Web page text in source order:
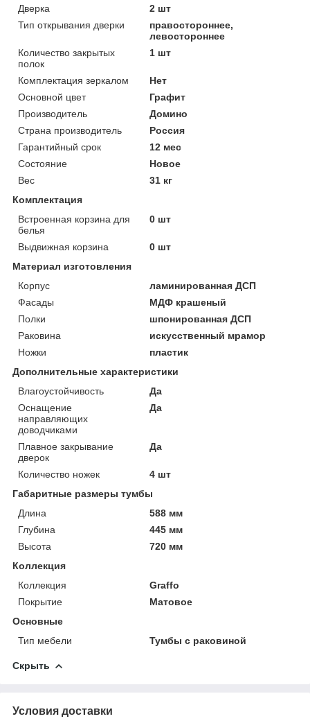
Дверка
2 шт
Тип открывания дверки
правостороннее,
левостороннее
Количество закрытых
полок
1 шт
Комплектация зеркалом
Нет
Основной цвет
Графит
Производитель
Домино
Страна производитель
Россия
Гарантийный срок
12 мес
Состояние
Новое
Вес
31 кг
Комплектация
Встроенная корзина для
белья
0 шт
Выдвижная корзина
0 шт
Материал изготовления
Корпус
ламинированная ДСП
Фасады
МДФ крашеный
Полки
шпонированная ДСП
Раковина
искусственный мрамор
Ножки
пластик
Дополнительные характеристики
Влагоустойчивость
Да
Оснащение
направляющих
доводчиками
Да
Плавное закрывание
дверок
Да
Количество ножек
4 шт
Габаритные размеры тумбы
Длина
588 мм
Глубина
445 мм
Высота
720 мм
Коллекция
Коллекция
Graffo
Покрытие
Матовое
Основные
Тип мебели
Тумбы с раковиной
Скрыть
Условия доставки